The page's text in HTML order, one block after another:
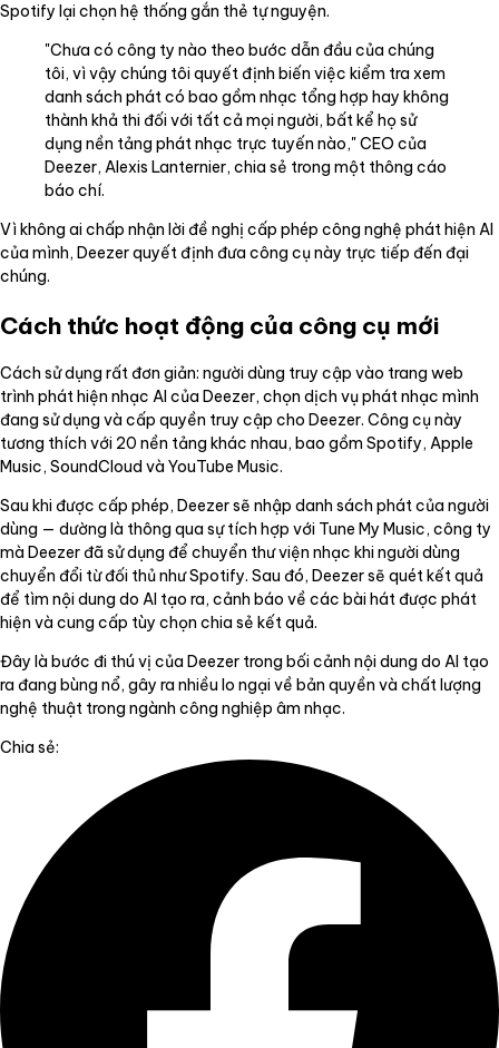
Spotify lại chọn hệ thống gắn thẻ tự nguyện.
"Chưa có công ty nào theo bước dẫn đầu của chúng
tôi, vì vậy chúng tôi quyết định biến việc kiểm tra xem
danh sách phát có bao gồm nhạc tổng hợp hay không
thành khả thi đối với tất cả mọi người, bất kể họ sử
dụng nền tảng phát nhạc trực tuyến nào," CEO của
Deezer, Alexis Lanternier, chia sẻ trong một thông cáo
báo chí.
Vì không ai chấp nhận lời đề nghị cấp phép công nghệ phát hiện AI
của mình, Deezer quyết định đưa công cụ này trực tiếp đến đại
chúng.
Cách thức hoạt động của công cụ mới
Cách sử dụng rất đơn giản: người dùng truy cập vào trang web
trình phát hiện nhạc AI của Deezer, chọn dịch vụ phát nhạc mình
đang sử dụng và cấp quyền truy cập cho Deezer. Công cụ này
tương thích với 20 nền tảng khác nhau, bao gồm Spotify, Apple
Music, SoundCloud và YouTube Music.
Sau khi được cấp phép, Deezer sẽ nhập danh sách phát của người
dùng — dường là thông qua sự tích hợp với Tune My Music, công ty
mà Deezer đã sử dụng để chuyển thư viện nhạc khi người dùng
chuyển đổi từ đối thủ như Spotify. Sau đó, Deezer sẽ quét kết quả
để tìm nội dung do AI tạo ra, cảnh báo về các bài hát được phát
hiện và cung cấp tùy chọn chia sẻ kết quả.
Đây là bước đi thú vị của Deezer trong bối cảnh nội dung do AI tạo
ra đang bùng nổ, gây ra nhiều lo ngại về bản quyền và chất lượng
nghệ thuật trong ngành công nghiệp âm nhạc.
Chia sẻ: